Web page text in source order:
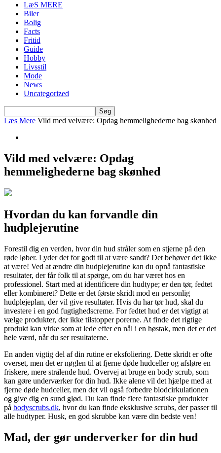
LæS MERE
Biler
Bolig
Facts
Fritid
Guide
Hobby
Livsstil
Mode
News
Uncategorized
Læs Mere Vild med velvære: Opdag hemmelighederne bag skønhed
Vild med velvære: Opdag
hemmelighederne bag skønhed
Hvordan du kan forvandle din
hudplejerutine
Forestil dig en verden, hvor din hud stråler som en stjerne på den
røde løber. Lyder det for godt til at være sandt? Det behøver det ikke
at være! Ved at ændre din hudplejerutine kan du opnå fantastiske
resultater, der får folk til at spørge, om du har været hos en
professionel. Start med at identificere din hudtype; er den tør, fedtet
eller kombineret? Dette er det første skridt mod en personlig
hudplejeplan, der vil give resultater. Hvis du har tør hud, skal du
investere i en god fugtighedscreme. For fedtet hud er det vigtigt at
vælge produkter, der ikke tilstopper porerne. At finde det rigtige
produkt kan virke som at lede efter en nål i en høstak, men det er det
hele værd, når du ser resultaterne.
En anden vigtig del af din rutine er eksfoliering. Dette skridt er ofte
overset, men det er nøglen til at fjerne døde hudceller og afsløre en
friskere, mere strålende hud. Overvej at bruge en body scrub, som
kan gøre underværker for din hud. Ikke alene vil det hjælpe med at
fjerne døde hudceller, men det vil også forbedre blodcirkulationen
og give dig en sund glød. Du kan finde flere fantastiske produkter
på bodyscrubs.dk, hvor du kan finde eksklusive scrubs, der passer til
alle hudtyper. Husk, en god skrubbe kan være din bedste ven!
Mad, der gør underverker for din hud